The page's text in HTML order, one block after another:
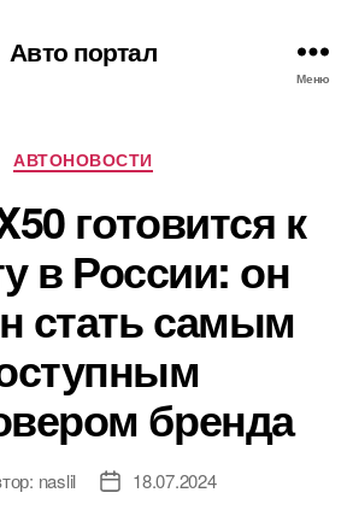
Авто портал
Меню
Рубрики
АВТОНОВОСТИ
готовится к
в России: он
стать самым
бренда
naslil
Дата18.07.2024